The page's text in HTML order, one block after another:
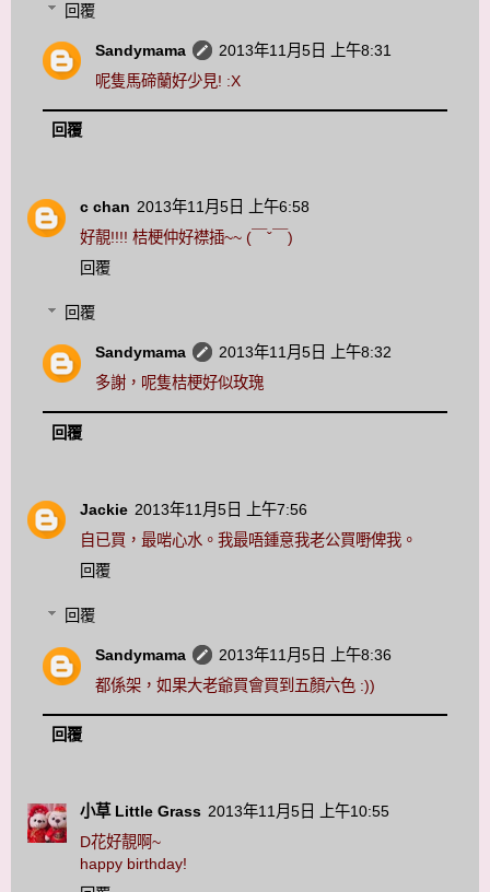
回覆
Sandymama
2013年11月5日 上午8:31
呢隻馬碲蘭好少見! :X
回覆
c chan 2013年11月5日 上午6:58
好靚!!!! 桔梗仲好襟插~~ (￣ˇ￣)
回覆
回覆
Sandymama
2013年11月5日 上午8:32
多謝，呢隻桔梗好似玫瑰
回覆
Jackie 2013年11月5日 上午7:56
自已買，最啱心水。我最唔鍾意我老公買嘢俾我。
回覆
回覆
Sandymama
2013年11月5日 上午8:36
都係架，如果大老爺買會買到五顏六色 :))
回覆
小草 Little Grass 2013年11月5日 上午10:55
D花好靚啊~
happy birthday!